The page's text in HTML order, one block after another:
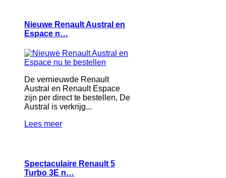
Nieuwe Renault Austral en
Espace n…
De vernieuwde Renault
Austral en Renault Espace
zijn per direct te bestellen, De
Austral is verkrijg...
Lees meer
Spectaculaire Renault 5
Turbo 3E n…